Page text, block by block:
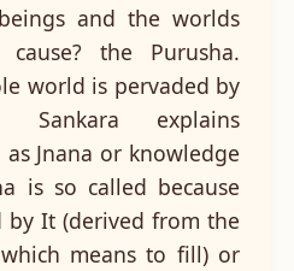
and the worlds
the Purusha.
world is pervaded by
Sankara explains
Jnana or knowledge
is so called because
by It (derived from the
means to fill) or